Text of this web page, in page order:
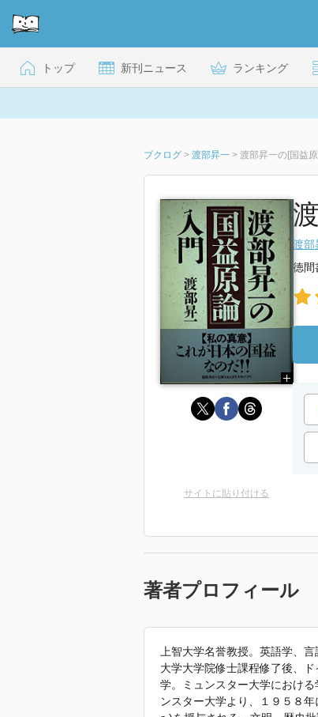
トップ 新刊ニュース ランキング
ブクログ > 渡部昇一 > 渡部昇一の[国益
渡部
徳間
サイトに貼り付ける
著者プロフィール
上智大学名誉教授。英語学、
大学大学院修士課程修了後、
学。ミュンスター大学におけ
ンスター大学より、１９５８